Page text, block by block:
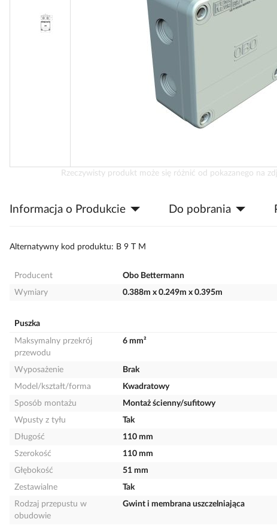
galerii
Rzeczywisty produkt może się różnić od pokazanego na
Informacja o Produkcie Do pobrania
Alternatywny kod produktu: B 9 T M
Producent
Obo Bettermann
Wymiary
0.388m x 0.249m x 0.395m
Puszka
Maksymalny przekrój
przewodu
6 mm²
Wyposażenie
Brak
Model/kształt/forma
Kwadratowy
Sposób montażu
Montaż ścienny/sufitowy
Wpusty z tyłu
Tak
Długość
110 mm
Szerokość
110 mm
Głębokość
51 mm
Zestawialne
Tak
Rodzaj przepustu w
obudowie
Gwint i membrana uszczelniająca